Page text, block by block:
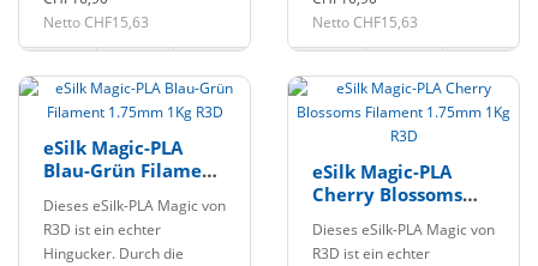
Netto CHF15,63
Netto CHF15,63
eSilk Magic-PLA
Blau-Grün Filament
Dieses eSilk-PLA Magic von
R3D ist ein echter
Hingucker. Durch die
eSilk Magic-PLA
Cherry Blossoms
1Kg R3D
Dieses eSilk-PLA Magic von
R3D ist ein echter